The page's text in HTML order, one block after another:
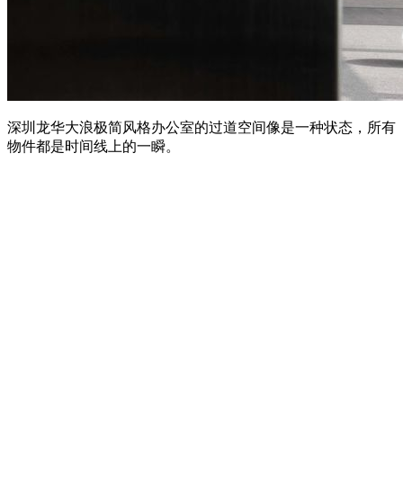
深圳龙华大浪极简风格办公室的过道空间像是一种状态，所有
物件都是时间线上的一瞬。